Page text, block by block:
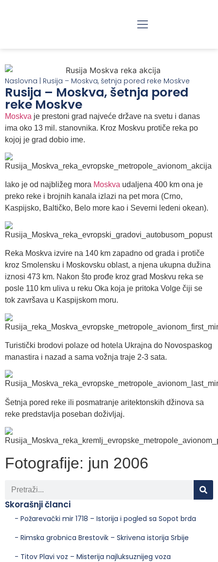
Naslovna | Rusija – Moskva, šetnja pored reke Moskve
Rusija – Moskva, šetnja pored
reke Moskve
Moskva je prestoni grad najveće države na svetu i danas
ima oko 13 mil. stanovnika. Kroz Moskvu protiče reka po
kojoj je grad dobio ime.
Iako je od najbližeg mora Moskva udaljena 400 km ona je
preko reke i brojnih kanala izlazi na pet mora (Crno,
Kaspijsko, Baltičko, Belo more kao i Severni ledeni okean).
Reka Moskva izvire na 140 km zapadno od grada i protiče
kroz Smolensku i Moskovsku oblast, a njena ukupna dužina
iznosi 473 km. Nakon što prođe kroz grad Moskvu reka se
posle 110 km uliva u reku Oka koja je pritoka Volge čiji se
tok završava u Kaspijskom moru.
Turistički brodovi polaze od hotela Ukrajna do Novospaskog
manastira i nazad a sama vožnja traje 2-3 sata.
Šetnja pored reke ili posmatranje aritektonskih džinova sa
reke predstavlja poseban doživljaj.
Fotografije: jun 2006
Skorašnji članci
- Požarevački mir 1718 – Istorija i pogled sa Sopot brda
- Rimska grobnica Brestovik – Skrivena istorija Srbije
- Titov Plavi voz – Misterija najluksuznijeg voza